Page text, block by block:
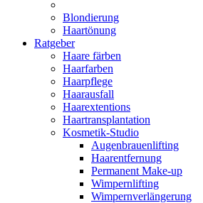
Blondierung
Haartönung
Ratgeber
Haare färben
Haarfarben
Haarpflege
Haarausfall
Haarextentions
Haartransplantation
Kosmetik-Studio
Augenbrauenlifting
Haarentfernung
Permanent Make-up
Wimpernlifting
Wimpernverlängerung